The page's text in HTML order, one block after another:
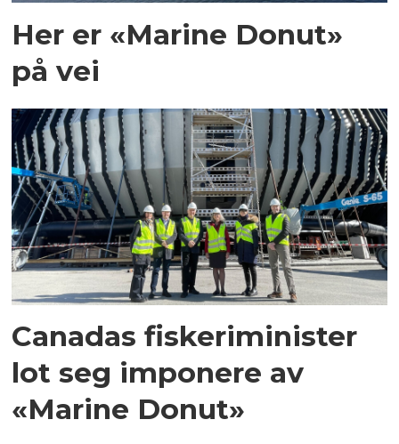
Her er «Marine Donut»
på vei
Canadas fiskeriminister
lot seg imponere av
«Marine Donut»